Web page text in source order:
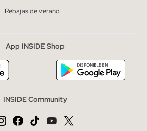
Rebajas de verano
App INSIDE Shop
INSIDE Community